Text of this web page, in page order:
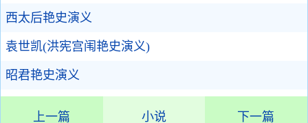
西太后艳史演义
袁世凯(洪宪宫闱艳史演义)
昭君艳史演义
上一篇 小说 下一篇